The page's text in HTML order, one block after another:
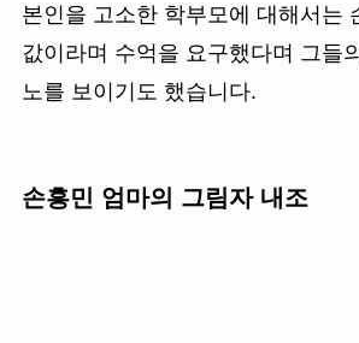
본인을 고소한 학부모에 대해서는
값이라며 수억을 요구했다며 그들
노를 보이기도 했습니다.
손흥민 엄마의 그림자 내조